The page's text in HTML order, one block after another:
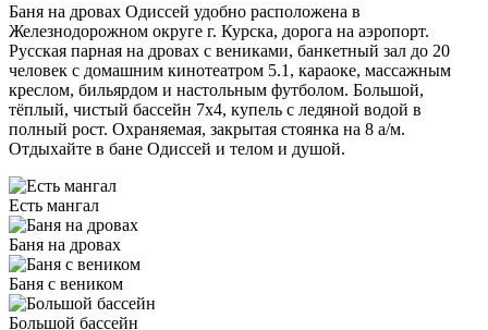
Баня на дровах Одиссей удобно расположена в
Железнодорожном округе г. Курска, дорога на аэропорт.
Русская парная на дровах с вениками, банкетный зал до 20
человек с домашним кинотеатром 5.1, караоке, массажным
креслом, бильярдом и настольным футболом. Большой,
тёплый, чистый бассейн 7х4, купель с ледяной водой в
полный рост. Охраняемая, закрытая стоянка на 8 а/м.
Отдыхайте в бане Одиссей и телом и душой.
Есть мангал
Баня на дровах
Баня с веником
Большой бассейн